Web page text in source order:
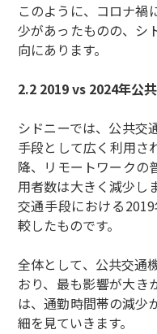
このように、コロナ禍
少があったものの、シ
向にあります。
2.2 2019 vs 2024年公
シドニーでは、公共交
手段として広く利用さ
降、リモートワークの
用者数は大きく減少し
交通手段における
較したものです。
全体として、公共交通
おり、最も影響が大き
は、通勤時間帯の減少
細を見ていきます。